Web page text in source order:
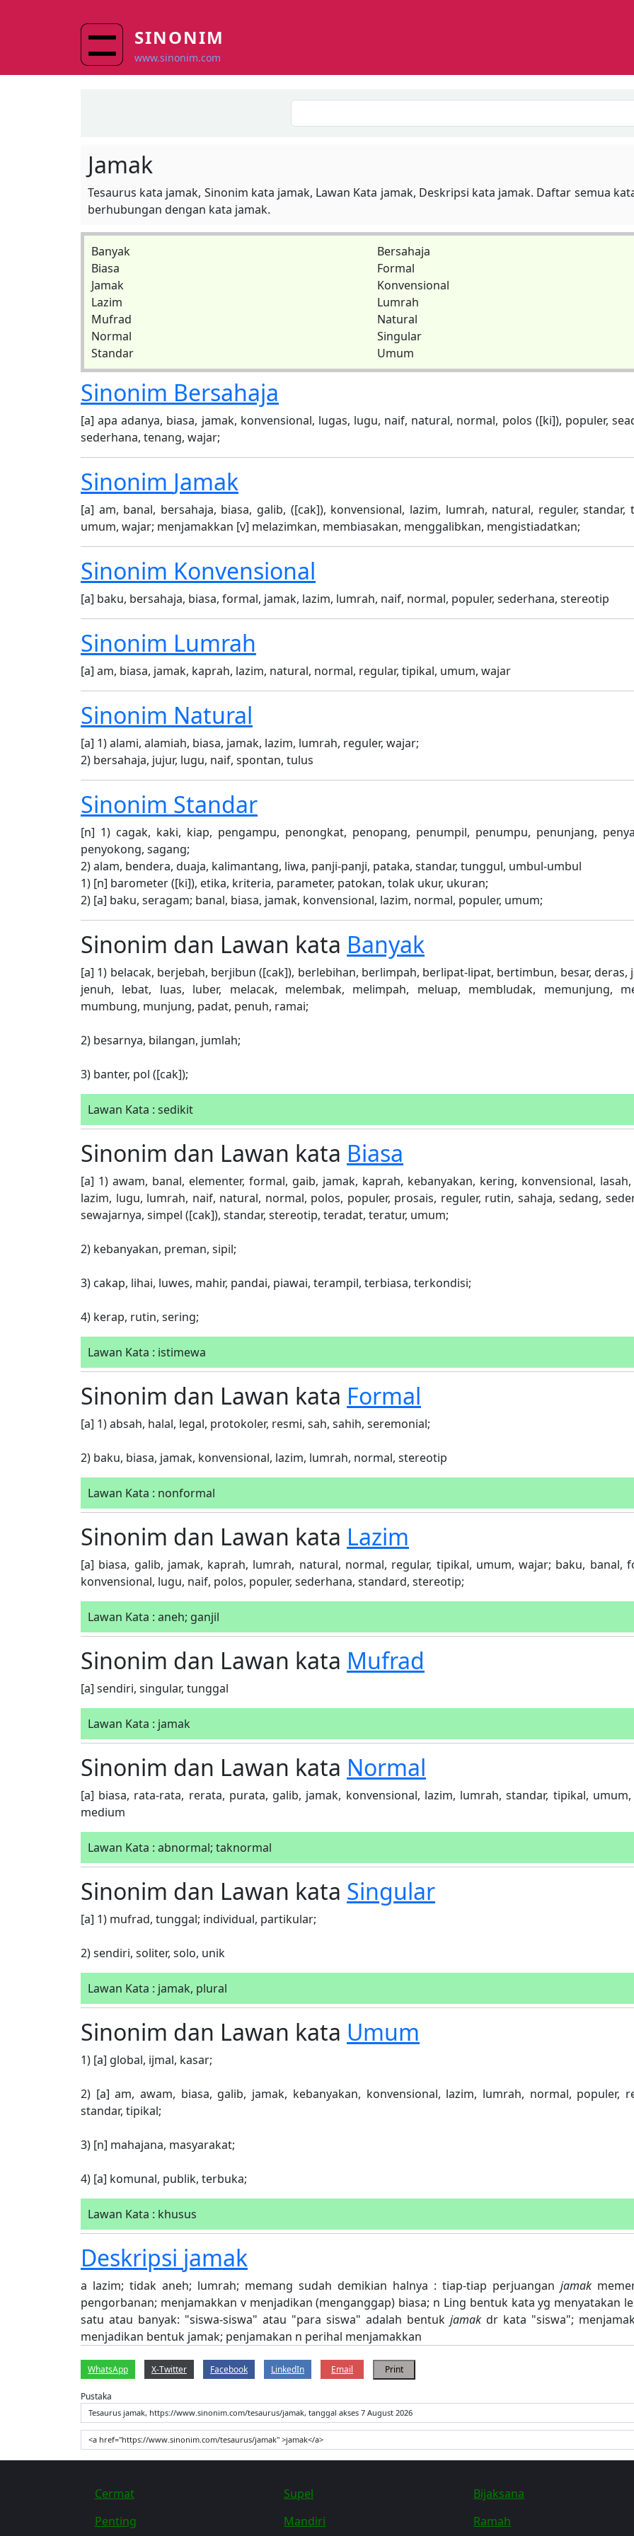
SINONIM
www.sinonim.com
Jamak
Tesaurus kata jamak, Sinonim kata jamak, Lawan Kata jamak, Deskripsi kata jamak. Daftar semua
berhubungan dengan kata jamak.
Banyak
Bersahaja
Biasa
Formal
Jamak
Konvensional
Lazim
Lumrah
Mufrad
Natural
Normal
Singular
Standar
Umum
Sinonim Bersahaja
[a] apa adanya, biasa, jamak, konvensional, lugas, lugu, naif, natural, normal, polos ([ki]), populer,
sederhana, tenang, wajar;
Sinonim Jamak
[a] am, banal, bersahaja, biasa, galib, ([cak]), konvensional, lazim, lumrah, natural, reguler, standar,
umum, wajar; menjamakkan [v] melazimkan, membiasakan, menggalibkan, mengistiadatkan;
Sinonim Konvensional
[a] baku, bersahaja, biasa, formal, jamak, lazim, lumrah, naif, normal, populer, sederhana, stereotip
Sinonim Lumrah
[a] am, biasa, jamak, kaprah, lazim, natural, normal, regular, tipikal, umum, wajar
Sinonim Natural
[a] 1) alami, alamiah, biasa, jamak, lazim, lumrah, reguler, wajar;
2) bersahaja, jujur, lugu, naif, spontan, tulus
Sinonim Standar
[n] 1) cagak, kaki, kiap, pengampu, penongkat, penopang, penumpil, penumpu, penunjang,
penyokong, sagang;
2) alam, bendera, duaja, kalimantang, liwa, panji-panji, pataka, standar, tunggul, umbul-umbul
1) [n] barometer ([ki]), etika, kriteria, parameter, patokan, tolak ukur, ukuran;
2) [a] baku, seragam; banal, biasa, jamak, konvensional, lazim, normal, populer, umum;
Sinonim dan Lawan kata Banyak
[a] 1) belacak, berjebah, berjibun ([cak]), berlebihan, berlimpah, berlipat-lipat, bertimbun, besar, deras,
jenuh, lebat, luas, luber, melacak, melembak, melimpah, meluap, membludak, memunjung,
mumbung, munjung, padat, penuh, ramai;
2) besarnya, bilangan, jumlah;
3) banter, pol ([cak]);
Lawan Kata : sedikit
Sinonim dan Lawan kata Biasa
[a] 1) awam, banal, elementer, formal, gaib, jamak, kaprah, kebanyakan, kering, konvensional, lasah,
lazim, lugu, lumrah, naif, natural, normal, polos, populer, prosais, reguler, rutin, sahaja, sedang,
sewajarnya, simpel ([cak]), standar, stereotip, teradat, teratur, umum;
2) kebanyakan, preman, sipil;
3) cakap, lihai, luwes, mahir, pandai, piawai, terampil, terbiasa, terkondisi;
4) kerap, rutin, sering;
Lawan Kata : istimewa
Sinonim dan Lawan kata Formal
[a] 1) absah, halal, legal, protokoler, resmi, sah, sahih, seremonial;
2) baku, biasa, jamak, konvensional, lazim, lumrah, normal, stereotip
Lawan Kata : nonformal
Sinonim dan Lawan kata Lazim
[a] biasa, galib, jamak, kaprah, lumrah, natural, normal, regular, tipikal, umum, wajar; baku, banal,
konvensional, lugu, naif, polos, populer, sederhana, standard, stereotip;
Lawan Kata : aneh; ganjil
Sinonim dan Lawan kata Mufrad
[a] sendiri, singular, tunggal
Lawan Kata : jamak
Sinonim dan Lawan kata Normal
[a] biasa, rata-rata, rerata, purata, galib, jamak, konvensional, lazim, lumrah, standar, tipikal, umum,
medium
Lawan Kata : abnormal; taknormal
Sinonim dan Lawan kata Singular
[a] 1) mufrad, tunggal; individual, partikular;
2) sendiri, soliter, solo, unik
Lawan Kata : jamak, plural
Sinonim dan Lawan kata Umum
1) [a] global, ijmal, kasar;
2) [a] am, awam, biasa, galib, jamak, kebanyakan, konvensional, lazim, lumrah, normal, populer,
standar, tipikal;
3) [n] mahajana, masyarakat;
4) [a] komunal, publik, terbuka;
Lawan Kata : khusus
Deskripsi jamak
a lazim; tidak aneh; lumrah; memang sudah demikian halnya : tiap-tiap perjuangan jamak
pengorbanan; menjamakkan v menjadikan (menganggap) biasa; n Ling bentuk kata yg menyatakan
satu atau banyak: "siswa-siswa" atau "para siswa" adalah bentuk jamak dr kata "siswa";
menjadikan bentuk jamak; penjamakan n perihal menjamakkan
WhatsApp X-Twitter Facebook LinkedIn Email Print
Pustaka
Tesaurus jamak, https://www.sinonim.com/tesaurus/jamak, tanggal akses 7 August 2026
<a href="https://www.sinonim.com/tesaurus/jamak" >jamak</a>
Cermat
Penting
Supel
Mandiri
Bijaksana
Ramah